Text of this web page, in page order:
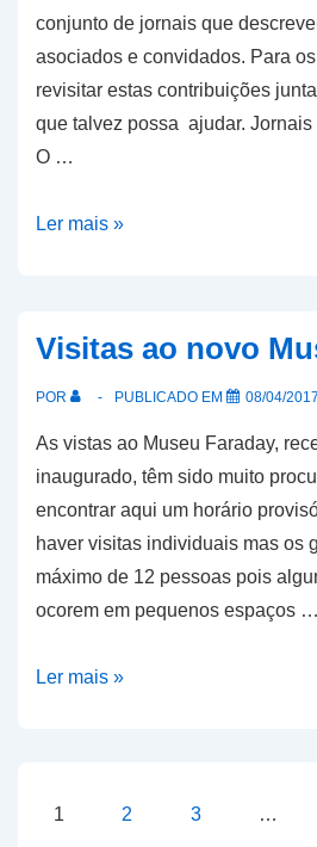
conjunto de jornais que
asociados e convidados. Para
revisitar estas contribuições
que talvez possa ajudar.
O …
Jornal
5
anos
Ler mais »
Visitas ao novo
POR PUBLICADO EM 08/04/2017
As vistas ao Museu Faraday,
inaugurado, têm sido muito
encontrar aqui um horário
haver visitas individuais mas os
máximo de 12 pessoas pois
ocorem em pequenos espaços …
Visitas
Faraday
Ler mais »
Paginação
1 2 3 …